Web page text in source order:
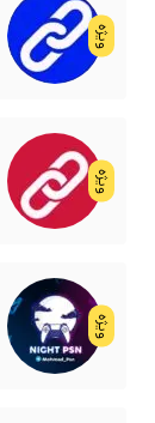
ویژه
ویژه
ویژه